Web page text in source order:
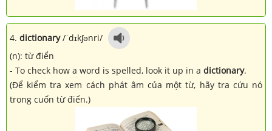
4. dictionary/ˈdɪkʃənri/
(n): từ điển
- To check how a word is spelled, look it up in a dictionary.
(Để kiểm tra xem cách phát âm của một từ, hãy tra cứu nó
trong cuốn từ điển.)